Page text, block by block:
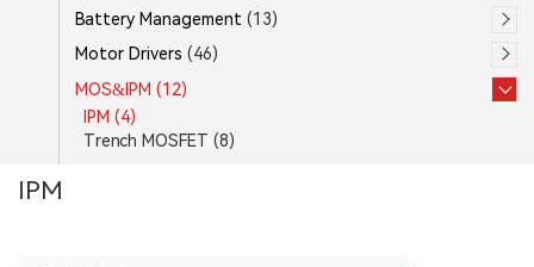
Battery Management (13)
Motor Drivers (46)
MOS&IPM (12)
IPM (4)
Trench MOSFET (8)
IPM